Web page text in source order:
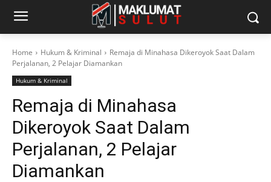
Home Hukum & Kriminal
Remaja di Minahasa Dikeroyok Saat Dalam
Perjalanan, 2 Pelajar Diamankan
Hukum & Kriminal
Remaja di Minahasa
Dikeroyok Saat Dalam
Perjalanan, 2 Pelajar
Diamankan